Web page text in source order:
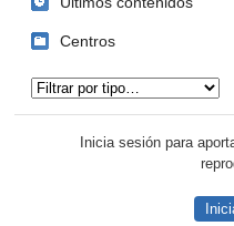
Centros
Inicia sesión para